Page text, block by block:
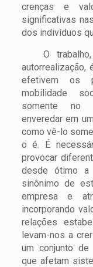
crenças e
significativas
dos indivíduos
O trabalho,
autorrealização,
efetivem os
mobilidade
somente no
enveredar em
como vê-lo
o é. É
provocar
desde ótimo a
sinônimo de
empresa e
incorporando
relações
levam-nos a
um conjunto de
que afetam